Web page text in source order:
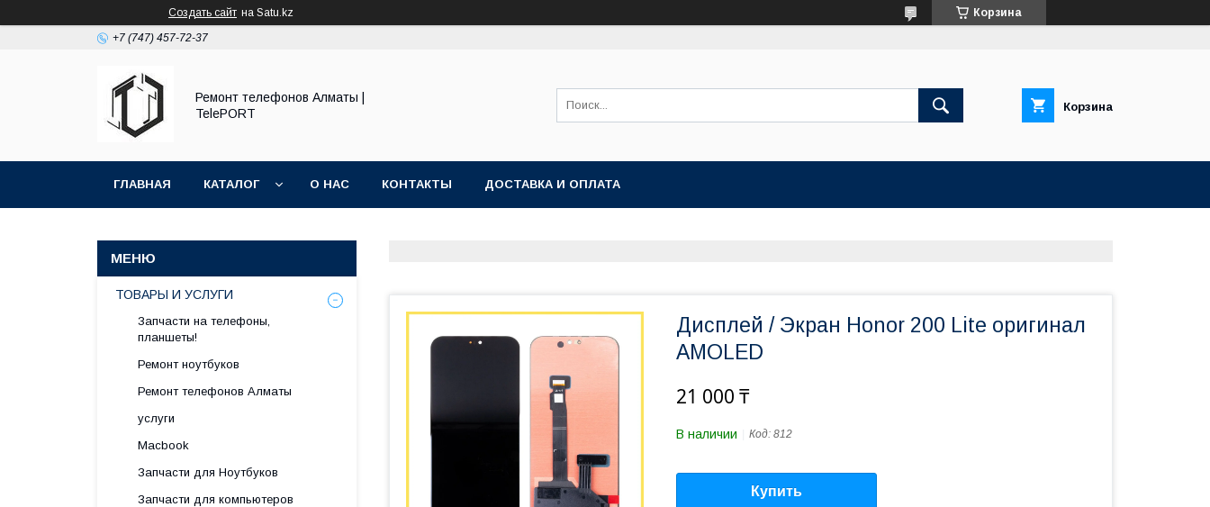
Создать сайт на Satu.kz Корзина
+7 (747) 457-72-37
Ремонт телефонов Алматы |
TelePORT
Корзина
ГЛАВНАЯ КАТАЛОГ О НАС КОНТАКТЫ ДОСТАВКА И ОПЛАТА
Дисплей / Экран Honor 200 Lite оригинал
AMOLED
21 000 ₸
В наличии Код: 812
Купить
ТОВАРЫ И УСЛУГИ
Запчасти на телефоны,
планшеты!
Ремонт ноутбуков
Ремонт телефонов Алматы
услуги
Macbook
Запчасти для Ноутбуков
Запчасти для компьютеров